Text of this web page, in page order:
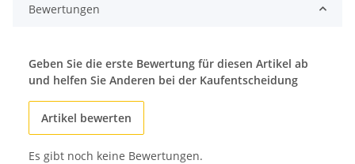
Bewertungen
Geben Sie die erste Bewertung für diesen Artikel ab
und helfen Sie Anderen bei der Kaufentscheidung
Artikel bewerten
Es gibt noch keine Bewertungen.